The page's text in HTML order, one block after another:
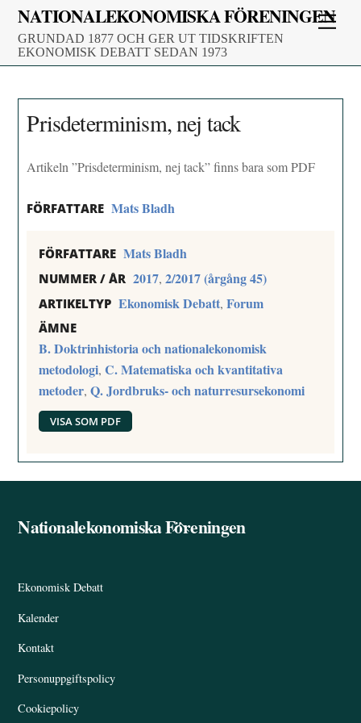
Skip
content
NATIONALEKONOMISKA FÖRENINGEN
GRUNDAD 1877 OCH GER UT TIDSKRIFTEN
EKONOMISK DEBATT SEDAN 1973
Prisdeterminism, nej tack
Artikeln ”Prisdeterminism, nej tack” finns bara som PDF
FÖRFATTARE Mats Bladh
FÖRFATTARE Mats Bladh
NUMMER / ÅR 2017,2/2017 (årgång 45)
ARTIKELTYP Ekonomisk Debatt,Forum
ÄMNE
B. Doktrinhistoria och nationalekonomisk
metodologi,C. Matematiska och kvantitativa
metoder,Q. Jordbruks- och naturresursekonomi
VISA SOM PDF
Back
Nationalekonomiska Föreningen
Ekonomisk Debatt
Kalender
Kontakt
Personuppgiftspolicy
Cookiepolicy